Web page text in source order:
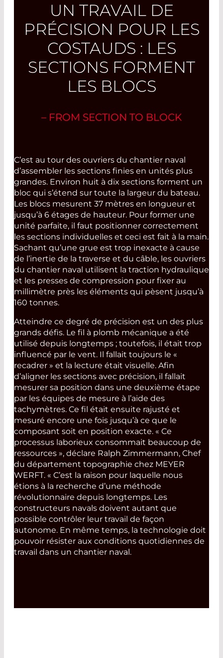
UN TRAVAIL DE
PRÉCISION POUR LES
COSTAUDS : LES
SECTIONS FORMENT
LES BLOCS
– FROM SECTION TO BLOCK
C’est au tour des ouvriers du chantier naval
d’assembler les sections finies en unités plus
grandes. Environ huit à dix sections forment un
bloc qui s’étend sur toute la largeur du bateau.
Les blocs mesurent 37 mètres en longueur et
jusqu’à 6 étages de hauteur. Pour former une
unité parfaite, il faut positionner correctement
les sections individuelles et ceci est fait à la main.
Sachant qu’une grue est trop inexacte à cause
de l’inertie de la traverse et du câble, les ouvriers
du chantier naval utilisent la traction hydraulique
et les presses de compression pour fixer au
millimètre près les éléments qui pèsent jusqu’à
160 tonnes.
Atteindre ce degré de précision est un des plus
grands défis. Le fil à plomb mécanique a été
utilisé depuis longtemps ; toutefois, il était trop
influencé par le vent. Il fallait toujours le «
recadrer » et la lecture était visuelle. Afin
d’aligner les sections avec précision, il fallait
mesurer sa position dans une deuxième étape
par les équipes de mesure à l’aide des
tachymètres. Ce fil était ensuite rajusté et
mesuré encore une fois jusqu’à ce que le
composant soit en position exacte. « Ce
processus laborieux consommait beaucoup de
ressources », déclare Ralph Zimmermann, Chef
du département topographie chez MEYER
WERFT. « C’est la raison pour laquelle nous
étions à la recherche d’une méthode
révolutionnaire depuis longtemps. Les
constructeurs navals doivent autant que
possible contrôler leur travail de façon
autonome. En même temps, la technologie doit
pouvoir résister aux conditions quotidiennes de
travail dans un chantier naval.